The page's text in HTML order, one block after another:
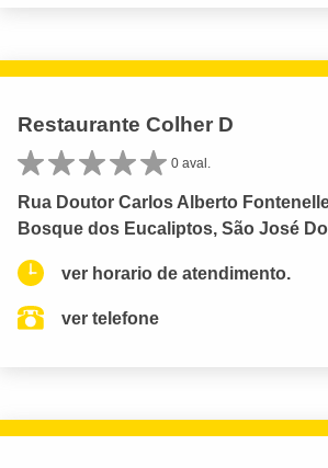
Restaurante Colher D
0 aval.
Rua Doutor Carlos Alberto
Bosque dos Eucaliptos, São José
ver horario de atendimento.
ver telefone